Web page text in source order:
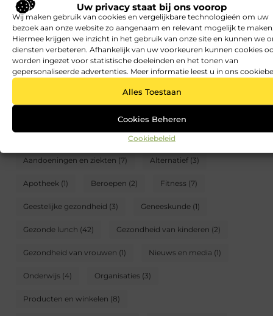
Uw privacy staat bij ons voorop
Wij maken gebruik van cookies en vergelijkbare technologieën om uw
bezoek aan onze website zo aangenaam en relevant mogelijk te
Hiermee krijgen we inzicht in het gebruik van onze site en kunnen we
diensten verbeteren. Afhankelijk van uw voorkeuren kunnen cookies
worden ingezet voor statistische doeleinden en het tonen van
gepersonaliseerde advertenties. Meer informatie leest u in ons
Alles Toestaan
Cookies Beheren
Cookiebeleid
Gezonde lunch met veel groenten: makkelijke ideeën voor meer
kleur op je bord
Vullende gezonde lunch: makkelijke ideeën voor een middag
zonder snacktrek
Lichte gezonde lunch: makkelijke ideeën die fris en voedzaam
CATEGORIEËN
Aandoeningen en ziekten (7) Alternatief (3)
Apotheek (1) Beroepen (2) Fitness (7)
Geestelijke gezondheid (3) Geneeskunde (1)
Gezonde lunch (42) Gezondheid van kinderen (2)
Gezondheid van vrouwen (1) Nieuws en media (1)
Onderwijs (4) Organisaties (3)
Producten en winkelen (8)